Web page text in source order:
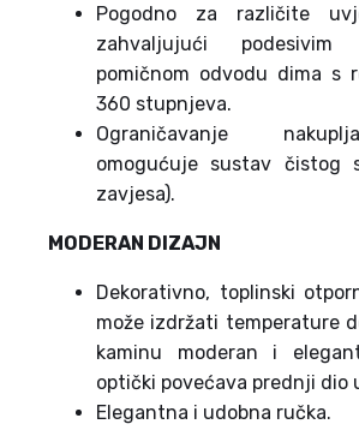
Pogodno za različite
zahvaljujući
pomičnom odvodu dima s
360 stupnjeva.
Ograničavanje
omogućuje sustav čistog
zavjesa).
MODERAN DIZAJN
Dekorativno, toplinski
može izdržati temperature
kaminu moderan i
optički povećava prednji dio
Elegantna i udobna ručka.